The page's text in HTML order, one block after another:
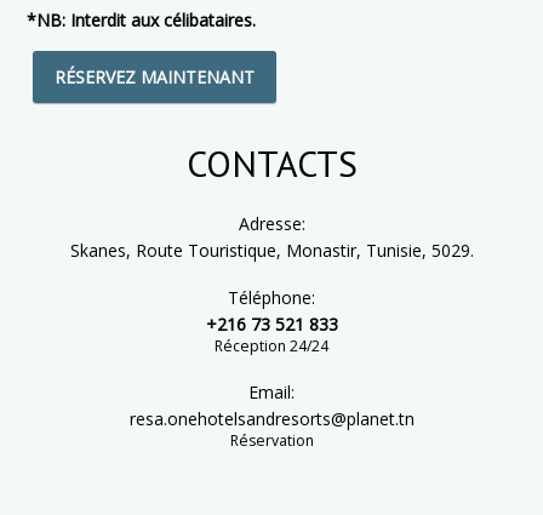
*NB: Interdit aux célibataires.
RÉSERVEZ MAINTENANT
CONTACTS
Adresse:
Skanes, Route Touristique, Monastir, Tunisie, 5029.
Téléphone:
+216 73 521 833
Réception 24/24
Email:
resa.onehotelsandresorts@planet.tn
Réservation